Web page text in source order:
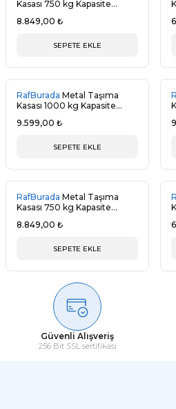
Kasası 750 kg Kapasite
8.849,00 ₺
SEPETE EKLE
RafBurada
Kasası 1000 kg Kapasite
9.599,00 ₺
SEPETE EKLE
RafBurada
Kasası 750 kg Kapasite
8.849,00 ₺
SEPETE EKLE
Güvenli Alışveriş
256 Bit SSL sertifikası